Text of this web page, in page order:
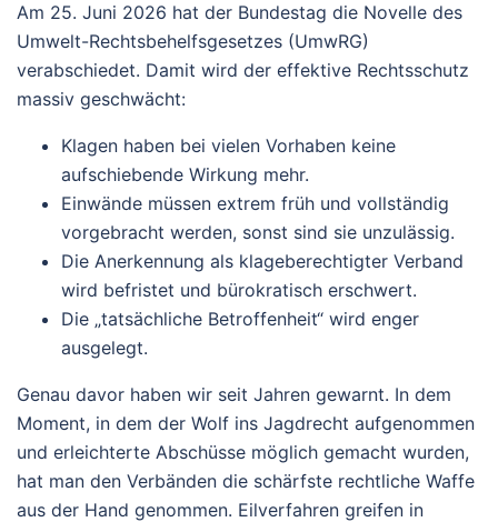
Am 25. Juni 2026 hat der Bundestag die Novelle des
Umwelt-Rechtsbehelfsgesetzes (UmwRG)
verabschiedet. Damit wird der effektive Rechtsschutz
massiv geschwächt:
Klagen haben bei vielen Vorhaben keine
aufschiebende Wirkung mehr.
Einwände müssen extrem früh und vollständig
vorgebracht werden, sonst sind sie unzulässig.
Die Anerkennung als klageberechtigter Verband
wird befristet und bürokratisch erschwert.
Die „tatsächliche Betroffenheit“ wird enger
ausgelegt.
Genau davor haben wir seit Jahren gewarnt. In dem
Moment, in dem der Wolf ins Jagdrecht aufgenommen
und erleichterte Abschüsse möglich gemacht wurden,
hat man den Verbänden die schärfste rechtliche Waffe
aus der Hand genommen. Eilverfahren greifen in